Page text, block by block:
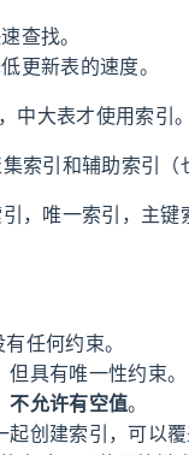
查找。
更新表的速度。
中大表才使用索引
索引和辅助索引（
，唯一索引，主
任何约束。
具有唯一性约束。
不允许有空值。
创建索引，可以覆